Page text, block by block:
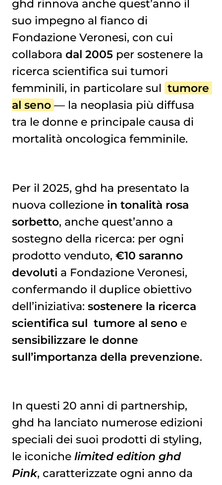
ghd rinnova anche quest’anno il
suo impegno al fianco di
Fondazione Veronesi, con cui
collabora dal 2005per sostenere la
ricerca scientifica sui tumori
femminili, in particolare sul tumore
al seno— la neoplasia più diffusa
tra le donne e principale causa di
mortalità oncologica femminile.
Per il 2025, ghd ha presentato la
nuova collezione in tonalità rosa
sorbetto, anche quest’anno a
sostegno della ricerca: per ogni
prodotto venduto, €10 saranno
devoluti a Fondazione Veronesi,
confermando il duplice obiettivo
dell’iniziativa: sostenere la ricerca
scientifica sul tumore al seno e
sensibilizzare le donne
sull’importanza della prevenzione.
In questi 20 anni di partnership,
ghd ha lanciato numerose edizioni
speciali dei suoi prodotti di styling,
le iconiche limited edition ghd
Pink, caratterizzate ogni anno da